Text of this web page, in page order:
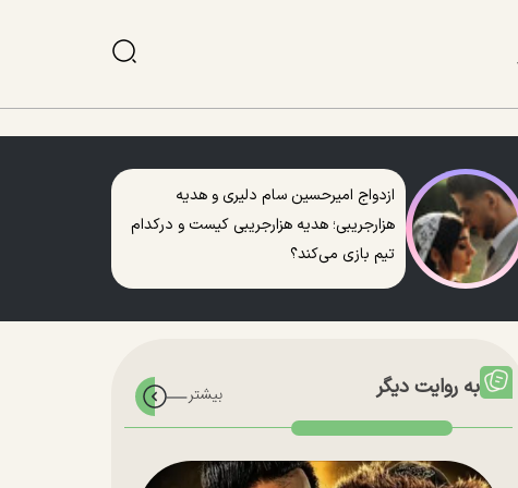
ازدواج امیرحسین سام دلیری و هدیه
هزارجریبی؛ هدیه هزارجریبی کیست و درکدام
تیم بازی می‌کند؟
به روایت دیگر